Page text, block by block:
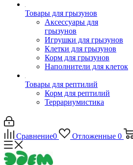
Товары для грызунов
Аксессуары для
грызунов
Игрушки для грызунов
Клетки для грызунов
Корм для грызунов
Наполнители для клеток
Товары для рептилий
Корм для рептилий
Террариумистика
Сравнение0 Отложенные 0